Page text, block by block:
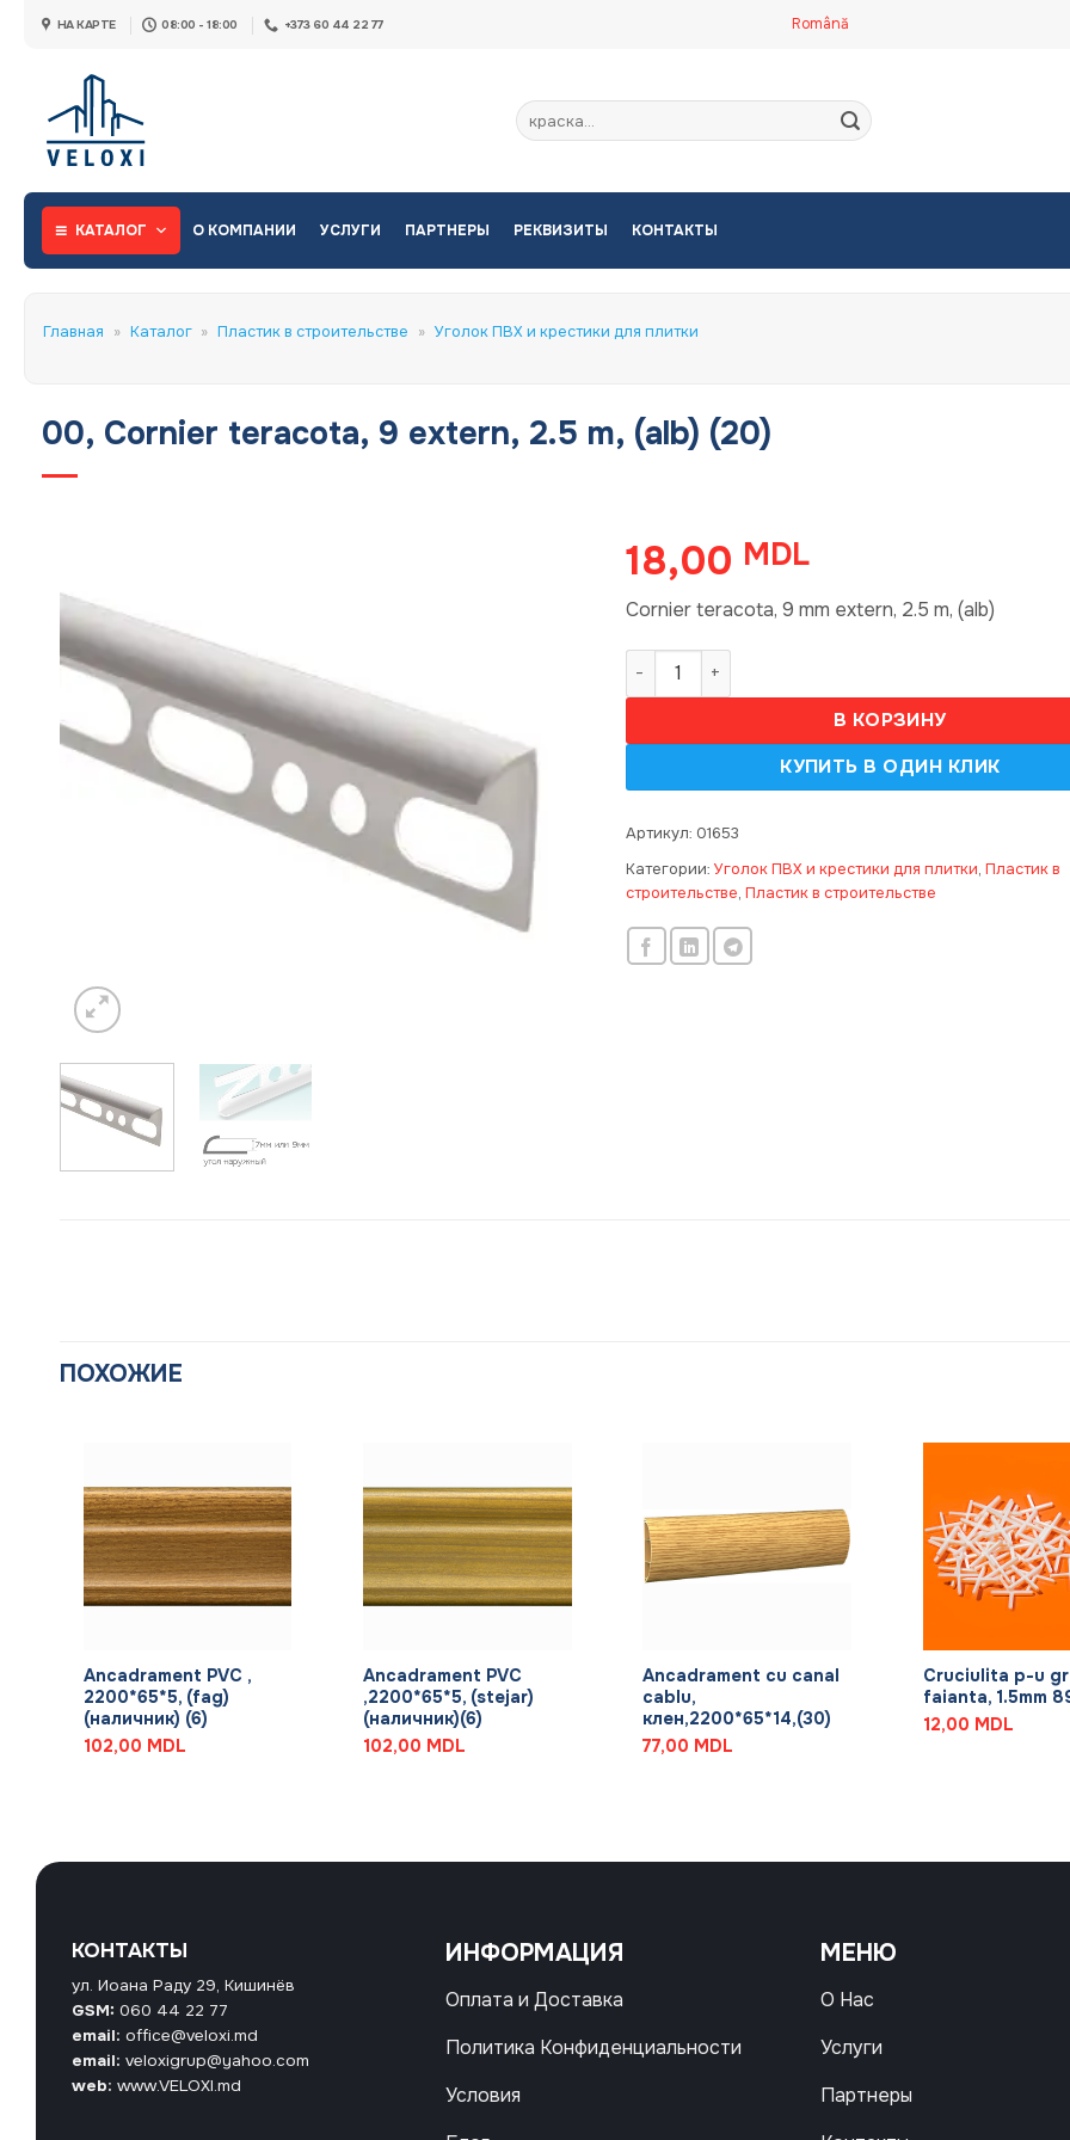
НА КАРТЕ 08:00 - 18:00 +373 60 44 22 77 Română
Искать:
КАТАЛОГ О КОМПАНИИ УСЛУГИ ПАРТНЕРЫ РЕКВИЗИТЫ КОНТАКТЫ
Главная » Каталог » Пластик в строительстве » Уголок ПВХ и крестики для плитки
00, Cornier teracota, 9 extern, 2.5 m, (alb) (20)
18,00 MDL
Cornier teracota, 9 mm extern, 2.5 m, (alb)
Количество товара 00, Cornier teracota, 9 extern,
В КОРЗИНУ
Артикул: 01653
Категории: Уголок ПВХ и крестики для плитки, Пластик в
строительстве, Пластик в строительстве
ПОХОЖИЕ
Ancadrament PVC ,
2200*65*5, (fag)
(наличник) (6)
102,00 MDL
Ancadrament PVC
,2200*65*5, (stejar)
(наличник)(6)
102,00 MDL
Ancadrament cu canal
cablu,
клен,2200*65*14,(30)
77,00 MDL
Cruciulita p-u
faianta, 1.5mm
12,00 MDL
КОНТАКТЫ
ул. Иоана Раду 29, Кишинёв
GSM: 060 44 22 77
email: office@veloxi.md
email: veloxigrup@yahoo.com
web: www.VELOXI.md
ИНФОРМАЦИЯ
Оплата и Доставка
Политика Конфиденциальности
Условия
МЕНЮ
О Нас
Услуги
Партнеры